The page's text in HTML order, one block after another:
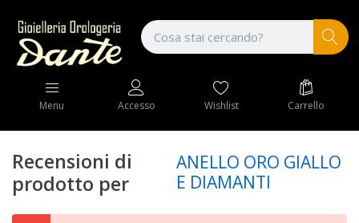
Menu Accesso Wishlist Carrello
Recensioni di
prodotto per
ANELLO ORO GIALLO
E DIAMANTI